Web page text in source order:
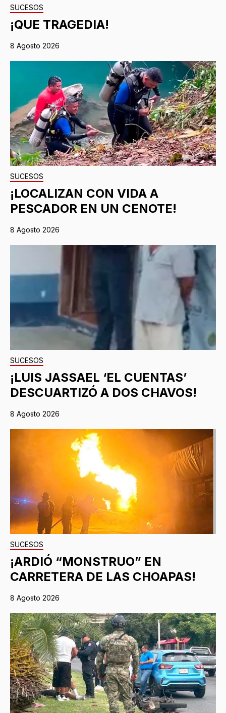
SUCESOS
¡QUE TRAGEDIA!
8 Agosto 2026
SUCESOS
¡LOCALIZAN CON VIDA A
PESCADOR EN UN CENOTE!
8 Agosto 2026
SUCESOS
¡LUIS JASSAEL ‘EL CUENTAS’
DESCUARTIZÓ A DOS CHAVOS!
8 Agosto 2026
SUCESOS
¡ARDIÓ “MONSTRUO” EN
CARRETERA DE LAS CHOAPAS!
8 Agosto 2026